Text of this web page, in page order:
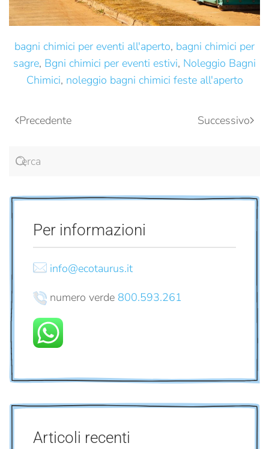
bagni chimici per eventi all'aperto, bagni chimici per
sagre, Bgni chimici per eventi estivi, Noleggio Bagni
Chimici, noleggio bagni chimici feste all'aperto
Precedente Successivo
Per informazioni
info@ecotaurus.it
numero verde 800.593.261
Articoli recenti